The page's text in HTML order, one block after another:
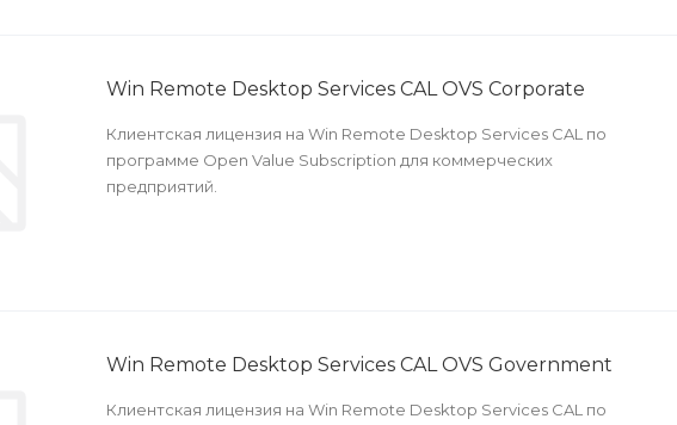
Win Remote Desktop Services CAL OVS Corporate
Клиентская лицензия на Win Remote Desktop Services CAL по
программе Open Value Subscription для коммерческих
предприятий.
Win Remote Desktop Services CAL OVS Government
Клиентская лицензия на Win Remote Desktop Services CAL по